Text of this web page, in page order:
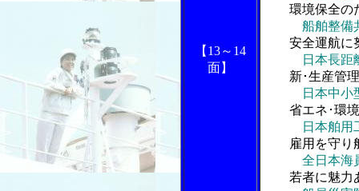
【13～14
面】
環境保全の
船舶整備
安全運航に努
日本長
新･生産管理
日本中
省エネ･環境
日本舶
雇用を守り船
全日本
若者に魅力